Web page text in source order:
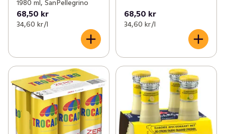
1980 ml, SanPellegrino
68,50 kr
34,60 kr /l
68,50 kr
34,60 kr /l